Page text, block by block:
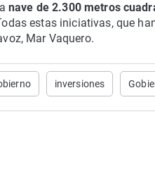
nave de 2.300 metros
estas iniciativas, que
Mar Vaquero.
inversiones